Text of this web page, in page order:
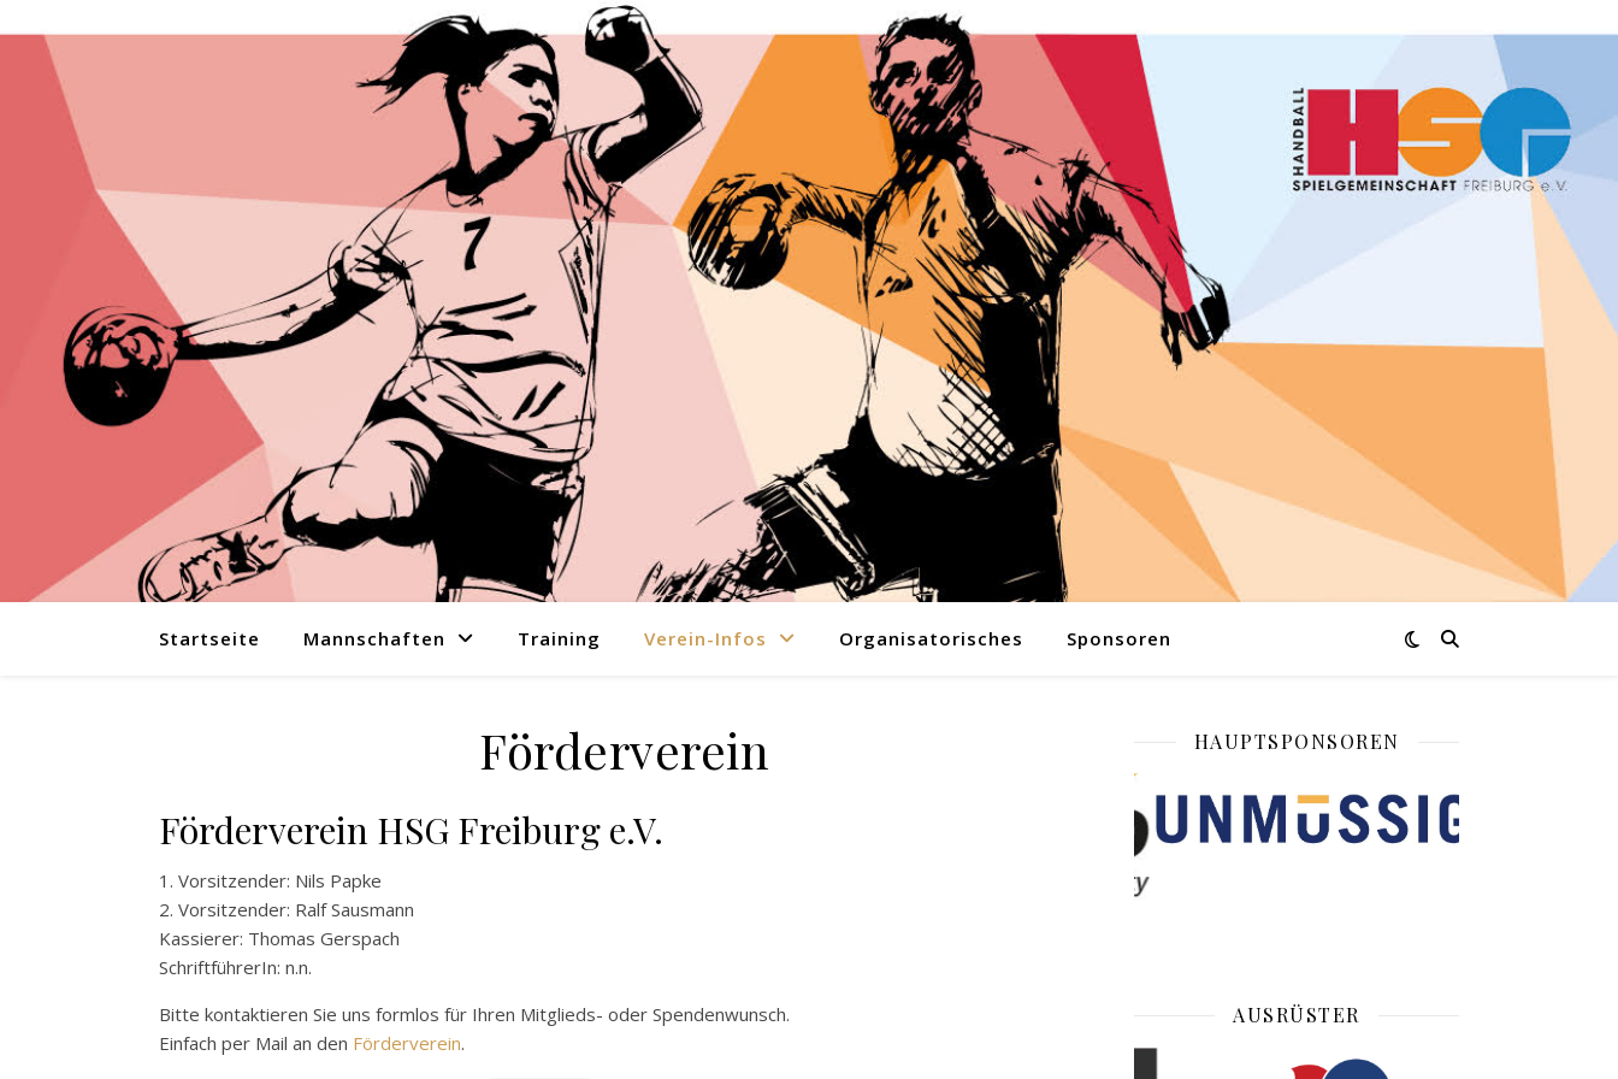
Startseite Mannschaften Training Verein-Infos Organisatorisches Sponsoren
Förderverein
Förderverein HSG Freiburg e.V.
1. Vorsitzender: Nils Papke
2. Vorsitzender: Ralf Sausmann
Kassierer: Thomas Gerspach
SchriftführerIn: n.n.
Bitte kontaktieren Sie uns formlos für Ihren Mitglieds- oder Spendenwunsch.
Einfach per Mail an den Förderverein.
HAUPTSPONSOREN
AUSRÜSTER